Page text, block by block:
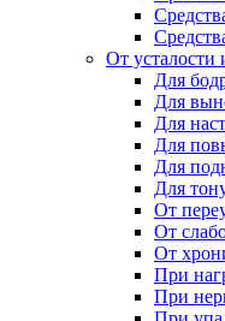
От усталости
Для
Для
Для
Для
Для
Для
От
От
От
При
При